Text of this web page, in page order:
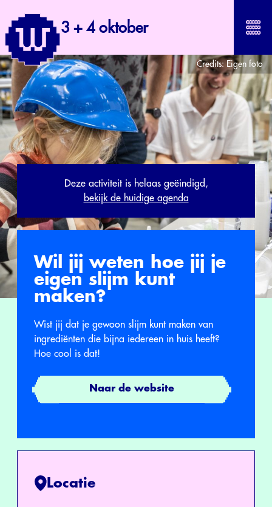
3 + 4 oktober
Credits: Eigen foto
Deze activiteit is helaas geëindigd,
bekijk de huidige agenda
Wil jij weten hoe jij je
eigen slijm kunt
maken?
Wist jij dat je gewoon slijm kunt maken van
ingrediënten die bijna iedereen in huis heeft?
Hoe cool is dat!
Naar de website
Locatie